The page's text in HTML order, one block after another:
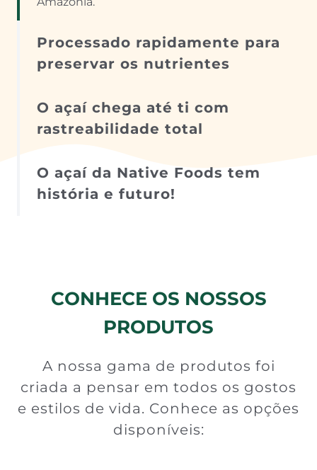
Processado rapidamente para
preservar os nutrientes
O açaí chega até ti com
rastreabilidade total
O açaí da Native Foods tem
história e futuro!
CONHECE OS NOSSOS
PRODUTOS
A nossa gama de produtos foi
criada a pensar em todos os gostos
e estilos de vida. Conhece as opções
disponíveis: